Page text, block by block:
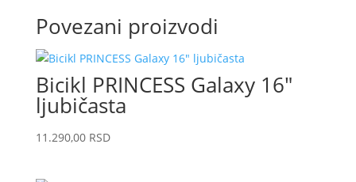
Povezani proizvodi
Bicikl PRINCESS Galaxy 16″
ljubičasta
11.290,00 RSD